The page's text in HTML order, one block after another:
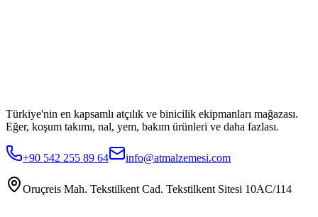
Türkiye'nin en kapsamlı atçılık ve binicilik ekipmanları mağazası.
Eğer, koşum takımı, nal, yem, bakım ürünleri ve daha fazlası.
+90 542 255 89 64 info@atmalzemesi.com
Oruçreis Mah. Tekstilkent Cad. Tekstilkent Sitesi 10AC/114